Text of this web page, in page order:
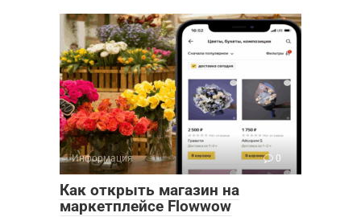
Информация 0
Как открыть магазин на
маркетплейсе Flowwow